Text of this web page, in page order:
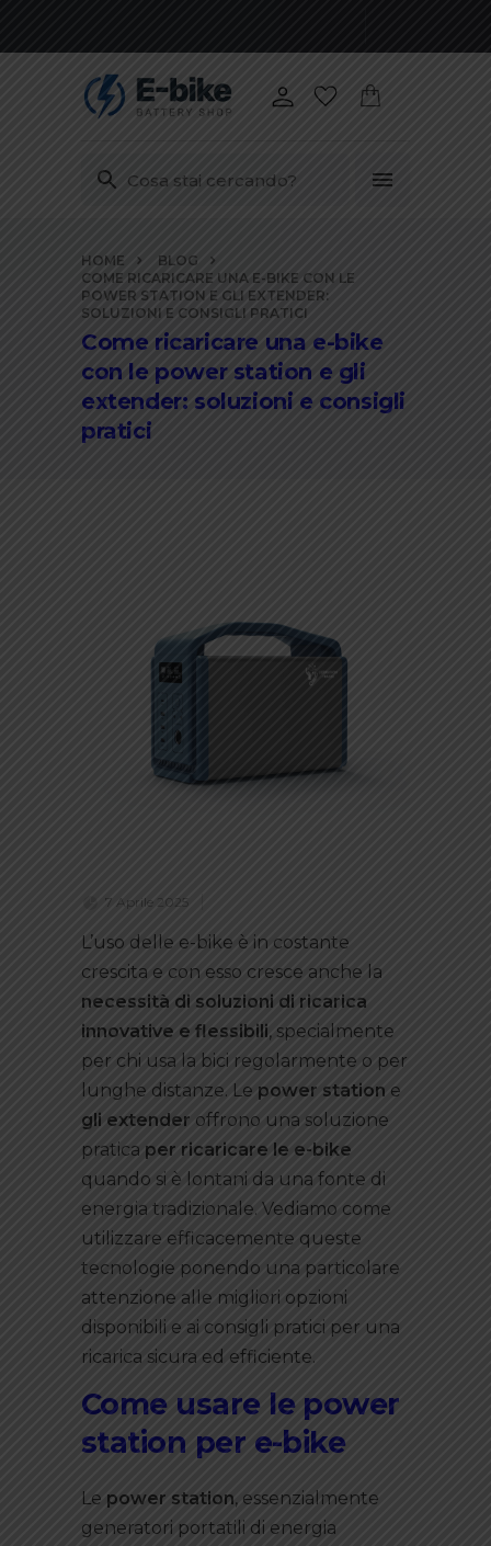
contenuti
HOME
BLOG
COME RICARICARE UNA E-BIKE CON LE
POWER STATION E GLI EXTENDER:
SOLUZIONI E CONSIGLI PRATICI
Come ricaricare una e-bike
con le power station e gli
extender: soluzioni e consigli
pratici
7 Aprile 2025
L’uso delle e-bike è in costante
crescita e con esso cresce anche la
necessità di soluzioni di ricarica
innovative e flessibili, specialmente
per chi usa la bici regolarmente o per
lunghe distanze. Le power station e
gli extender offrono una soluzione
pratica per ricaricare le e-bike
quando si è lontani da una fonte di
energia tradizionale. Vediamo come
utilizzare efficacemente queste
tecnologie ponendo una particolare
attenzione alle migliori opzioni
disponibili e ai consigli pratici per una
ricarica sicura ed efficiente.
Come usare le power
station per e-bike
Le power station, essenzialmente
generatori portatili di energia